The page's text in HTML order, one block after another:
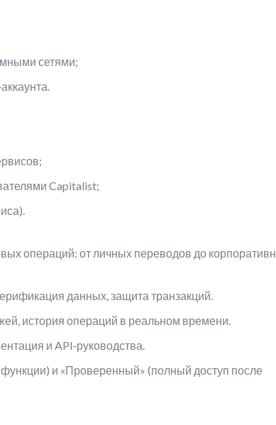
сетями;
Capitalist;
операций: от личных переводов до
данных, защита транзакций.
история операций в реальном времени.
и API‑руководства.
и «Проверенный» (полный доступ после